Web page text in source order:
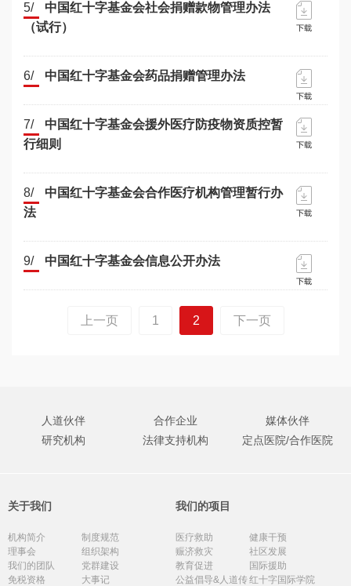
5/
中国红十字基金会社会捐赠款物管理办法
（试行）
6/ 中国红十字基金会药品捐赠管理办法
7/
中国红十字基金会援外医疗防疫物资质控暂
行细则
8/
中国红十字基金会合作医疗机构管理暂行办
法
9/ 中国红十字基金会信息公开办法
上一页 1 2 下一页
人道伙伴 合作企业
媒体伙伴
研究机构
法律支持机构 定点医院/合作医院
关于我们
机构简介
制度规范
理事会
组织架构
我们的团队
党群建设
免税资格
大事记
我们的项目
医疗救助
健康干预
赈济救灾
社区发展
教育促进
国际援助
公益倡导&人道传红十字国际学院